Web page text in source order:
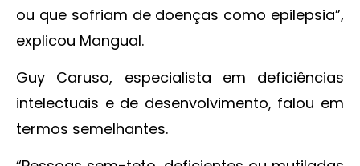
ou que sofriam de doenças como epilepsia”,
explicou Mangual.
Guy Caruso, especialista em deficiências
intelectuais e de desenvolvimento, falou em
termos semelhantes.